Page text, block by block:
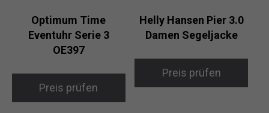
Optimum Time
Eventuhr Serie 3
OE397
Preis prüfen
Helly Hansen Pier 3.0
Damen Segeljacke
Preis prüfen